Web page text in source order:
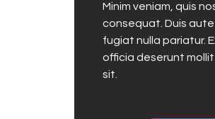
Minim veniam, quis
consequat. Duis
fugiat nulla pariatur.
officia deserunt
sit.